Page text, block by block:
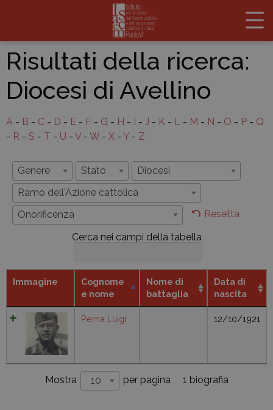
Risultati della ricerca:
Diocesi di Avellino
A - B - C - D - E - F - G - H - - J - K - L - M - N - O - P - Q
- R - S - T - U - V - W - X - Y - Z
Genere Stato
Diocesi
Ramo dell'Azione cattolica
Onorificenza
Resetta
Cerca nei campi della tabella
Immagine
Cognome
e nome
Nome di
battaglia
Data di
nascita
Perna Luigi 12/10/1921
Mostra 10 per pagina 1 biografia